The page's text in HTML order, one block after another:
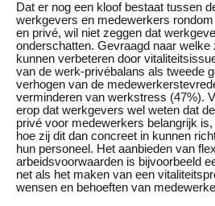
Dat er nog een kloof bestaat tussen
werkgevers en medewerkers
en privé, wil niet zeggen dat
onderschatten. Gevraagd naar welke
kunnen verbeteren door
van de werk-privébalans als tweede
verhogen van de
verminderen van werkstress (47%).
erop dat werkgevers wel weten dat
privé voor medewerkers belangrijk
hoe zij dit dan concreet in kunnen
hun personeel. Het aanbieden van
arbeidsvoorwaarden is bijvoorbeeld
net als het maken van een
wensen en behoeften van